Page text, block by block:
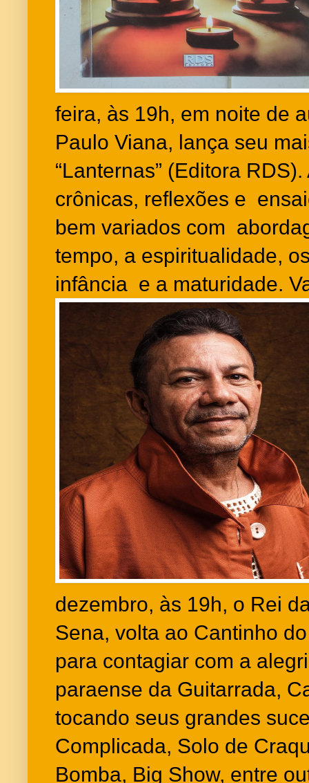
feira, às 19h, em noite de
Paulo Viana, lança seu
“Lanternas” (Editora
crônicas, reflexões e
bem variados com
tempo, a espiritualidade,
infância e a maturidade.
dezembro, às 19h, o Rei
Sena, volta ao Cantinho
para contagiar com a
paraense da Guitarrada,
tocando seus grandes
Complicada, Solo de
Bomba, Big Show, entre